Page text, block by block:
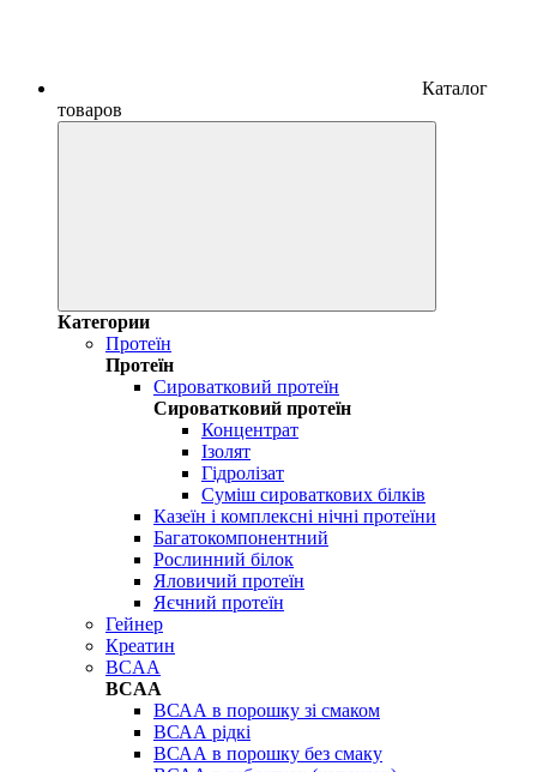
Каталог
товаров
Категории
Протеїн
Протеїн
Сироватковий протеїн
Сироватковий протеїн
Концентрат
Ізолят
Гідролізат
Суміш сироваткових білків
Казеїн і комплексні нічні протеїни
Багатокомпонентний
Рослинний білок
Яловичий протеїн
Яєчний протеїн
Гейнер
Креатин
BCAA
BCAA
ВСАА в порошку зі смаком
ВСАА рідкі
ВСАА в порошку без смаку